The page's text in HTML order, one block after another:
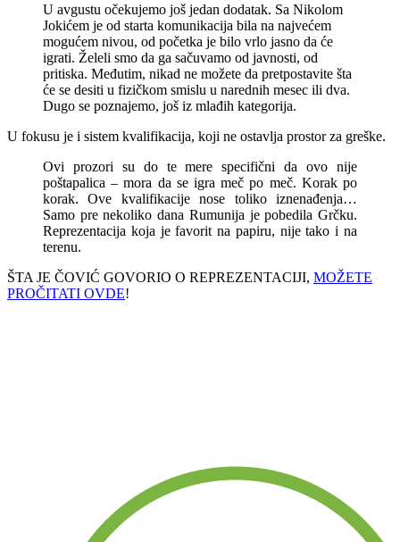
U avgustu očekujemo još jedan dodatak. Sa Nikolom
Jokićem je od starta komunikacija bila na najvećem
mogućem nivou, od početka je bilo vrlo jasno da će
igrati. Želeli smo da ga sačuvamo od javnosti, od
pritiska. Međutim, nikad ne možete da pretpostavite šta
će se desiti u fizičkom smislu u narednih mesec ili dva.
Dugo se poznajemo, još iz mlađih kategorija.
U fokusu je i sistem kvalifikacija, koji ne ostavlja prostor za greške.
Ovi prozori su do te mere specifični da ovo nije
poštapalica – mora da se igra meč po meč. Korak po
korak. Ove kvalifikacije nose toliko iznenađenja…
Samo pre nekoliko dana Rumunija je pobedila Grčku.
Reprezentacija koja je favorit na papiru, nije tako i na
terenu.
ŠTA JE ČOVIĆ GOVORIO O REPREZENTACIJI, MOŽETE
PROČITATI OVDE!